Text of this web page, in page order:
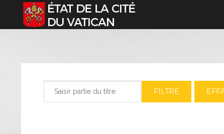
Sélectionnez votre langue
FILTRE